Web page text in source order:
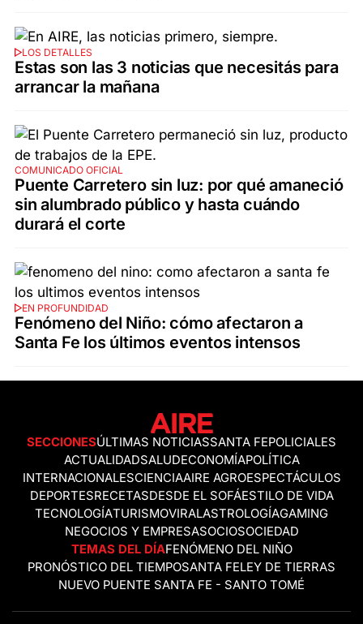
LOS DETALLES
Estas son las 3 noticias que necesitás para
arrancar la mañana
COMUNICADO OFICIAL
Puente Carretero sin luz: por qué amaneció
sin alumbrado público y hasta cuándo
durará el corte
EN PROFUNDIDAD
Fenómeno del Niño: cómo afectaron a
Santa Fe los últimos eventos intensos
SECCIONESÚLTIMAS NOTICIASSANTA FEPOLICIALES
ACTUALIDADSALUDECONOMÍAPOLÍTICA
INTERNACIONALESCIENCIAAIRE AGROESPECTÁCULOS
DEPORTESRECETASDESDE EL SOFÁESTILO DE VIDA
TECNOLOGÍATURISMOVIRALASTROLOGÍAGAMING
NEGOCIOS Y EMPRESASOCIOSOCIEDAD
TEMAS DEL DÍAFENÓMENO DEL NIÑO
PRONÓSTICO DEL TIEMPOSANTA FELEY DE TIERRAS
NUEVO PUENTE SANTA FE - SANTO TOMÉ